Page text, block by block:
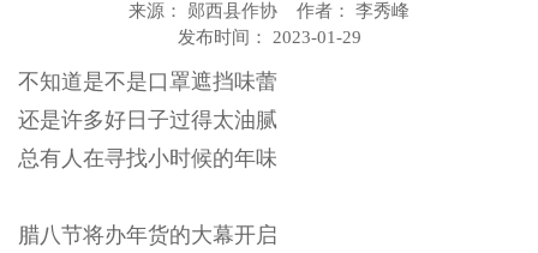
来源： 郧西县作协 作者： 李秀峰
发布时间： 2023-01-29
不知道是不是口罩遮挡味蕾
还是许多好日子过得太油腻
总有人在寻找小时候的年味
腊八节将办年货的大幕开启